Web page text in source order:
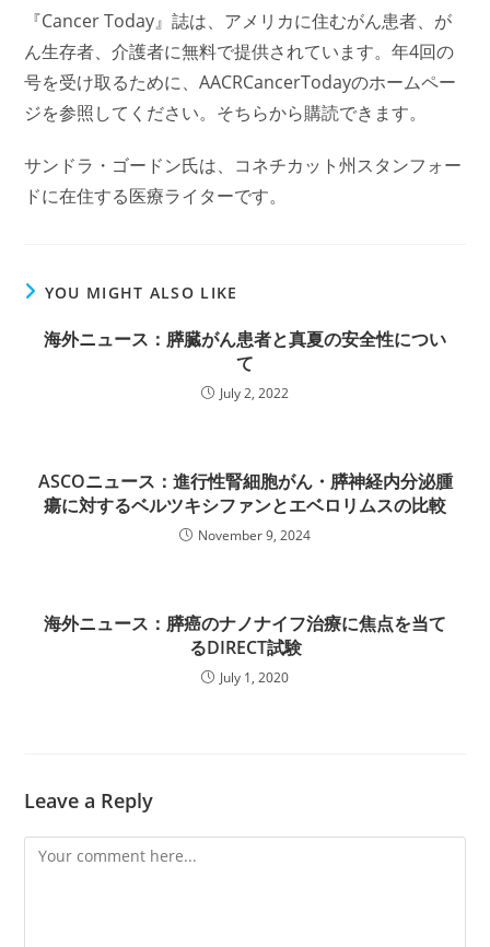
『Cancer Today』誌は、アメリカに住むがん患者、が
ん生存者、介護者に無料で提供されています。年4回の
号を受け取るために、AACRCancerTodayのホームペー
ジを参照してください。そちらから購読できます。
サンドラ・ゴードン氏は、コネチカット州スタンフォー
ドに在住する医療ライターです。
YOU MIGHT ALSO LIKE
海外ニュース：膵臓がん患者と真夏の安全性につい
て
July 2, 2022
ASCOニュース：進行性腎細胞がん・膵神経内分泌腫
瘍に対するベルツキシファンとエベロリムスの比較
November 9, 2024
海外ニュース：膵癌のナノナイフ治療に焦点を当て
るDIRECT試験
July 1, 2020
Leave a Reply
Comment